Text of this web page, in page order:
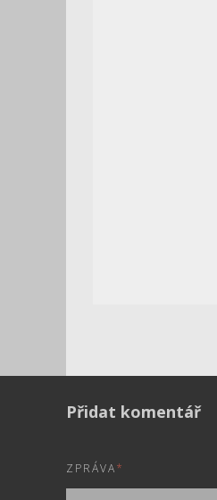
Přidat komentář
ZPRÁVA*